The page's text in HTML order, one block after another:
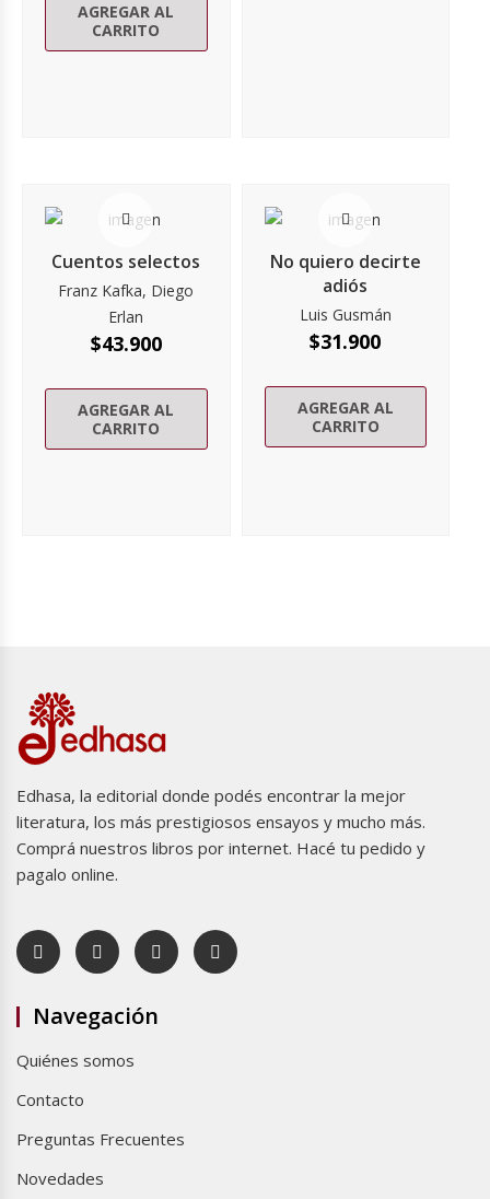
AGREGAR AL
CARRITO
Cuentos selectos
Franz Kafka, Diego
Erlan
$43.900
AGREGAR AL
CARRITO
No quiero decirte
adiós
Luis Gusmán
$31.900
AGREGAR AL
CARRITO
Edhasa, la editorial donde podés encontrar la mejor
literatura, los más prestigiosos ensayos y mucho más.
Comprá nuestros libros por internet. Hacé tu pedido y
pagalo online.
Navegación
Quiénes somos
Contacto
Preguntas Frecuentes
Novedades